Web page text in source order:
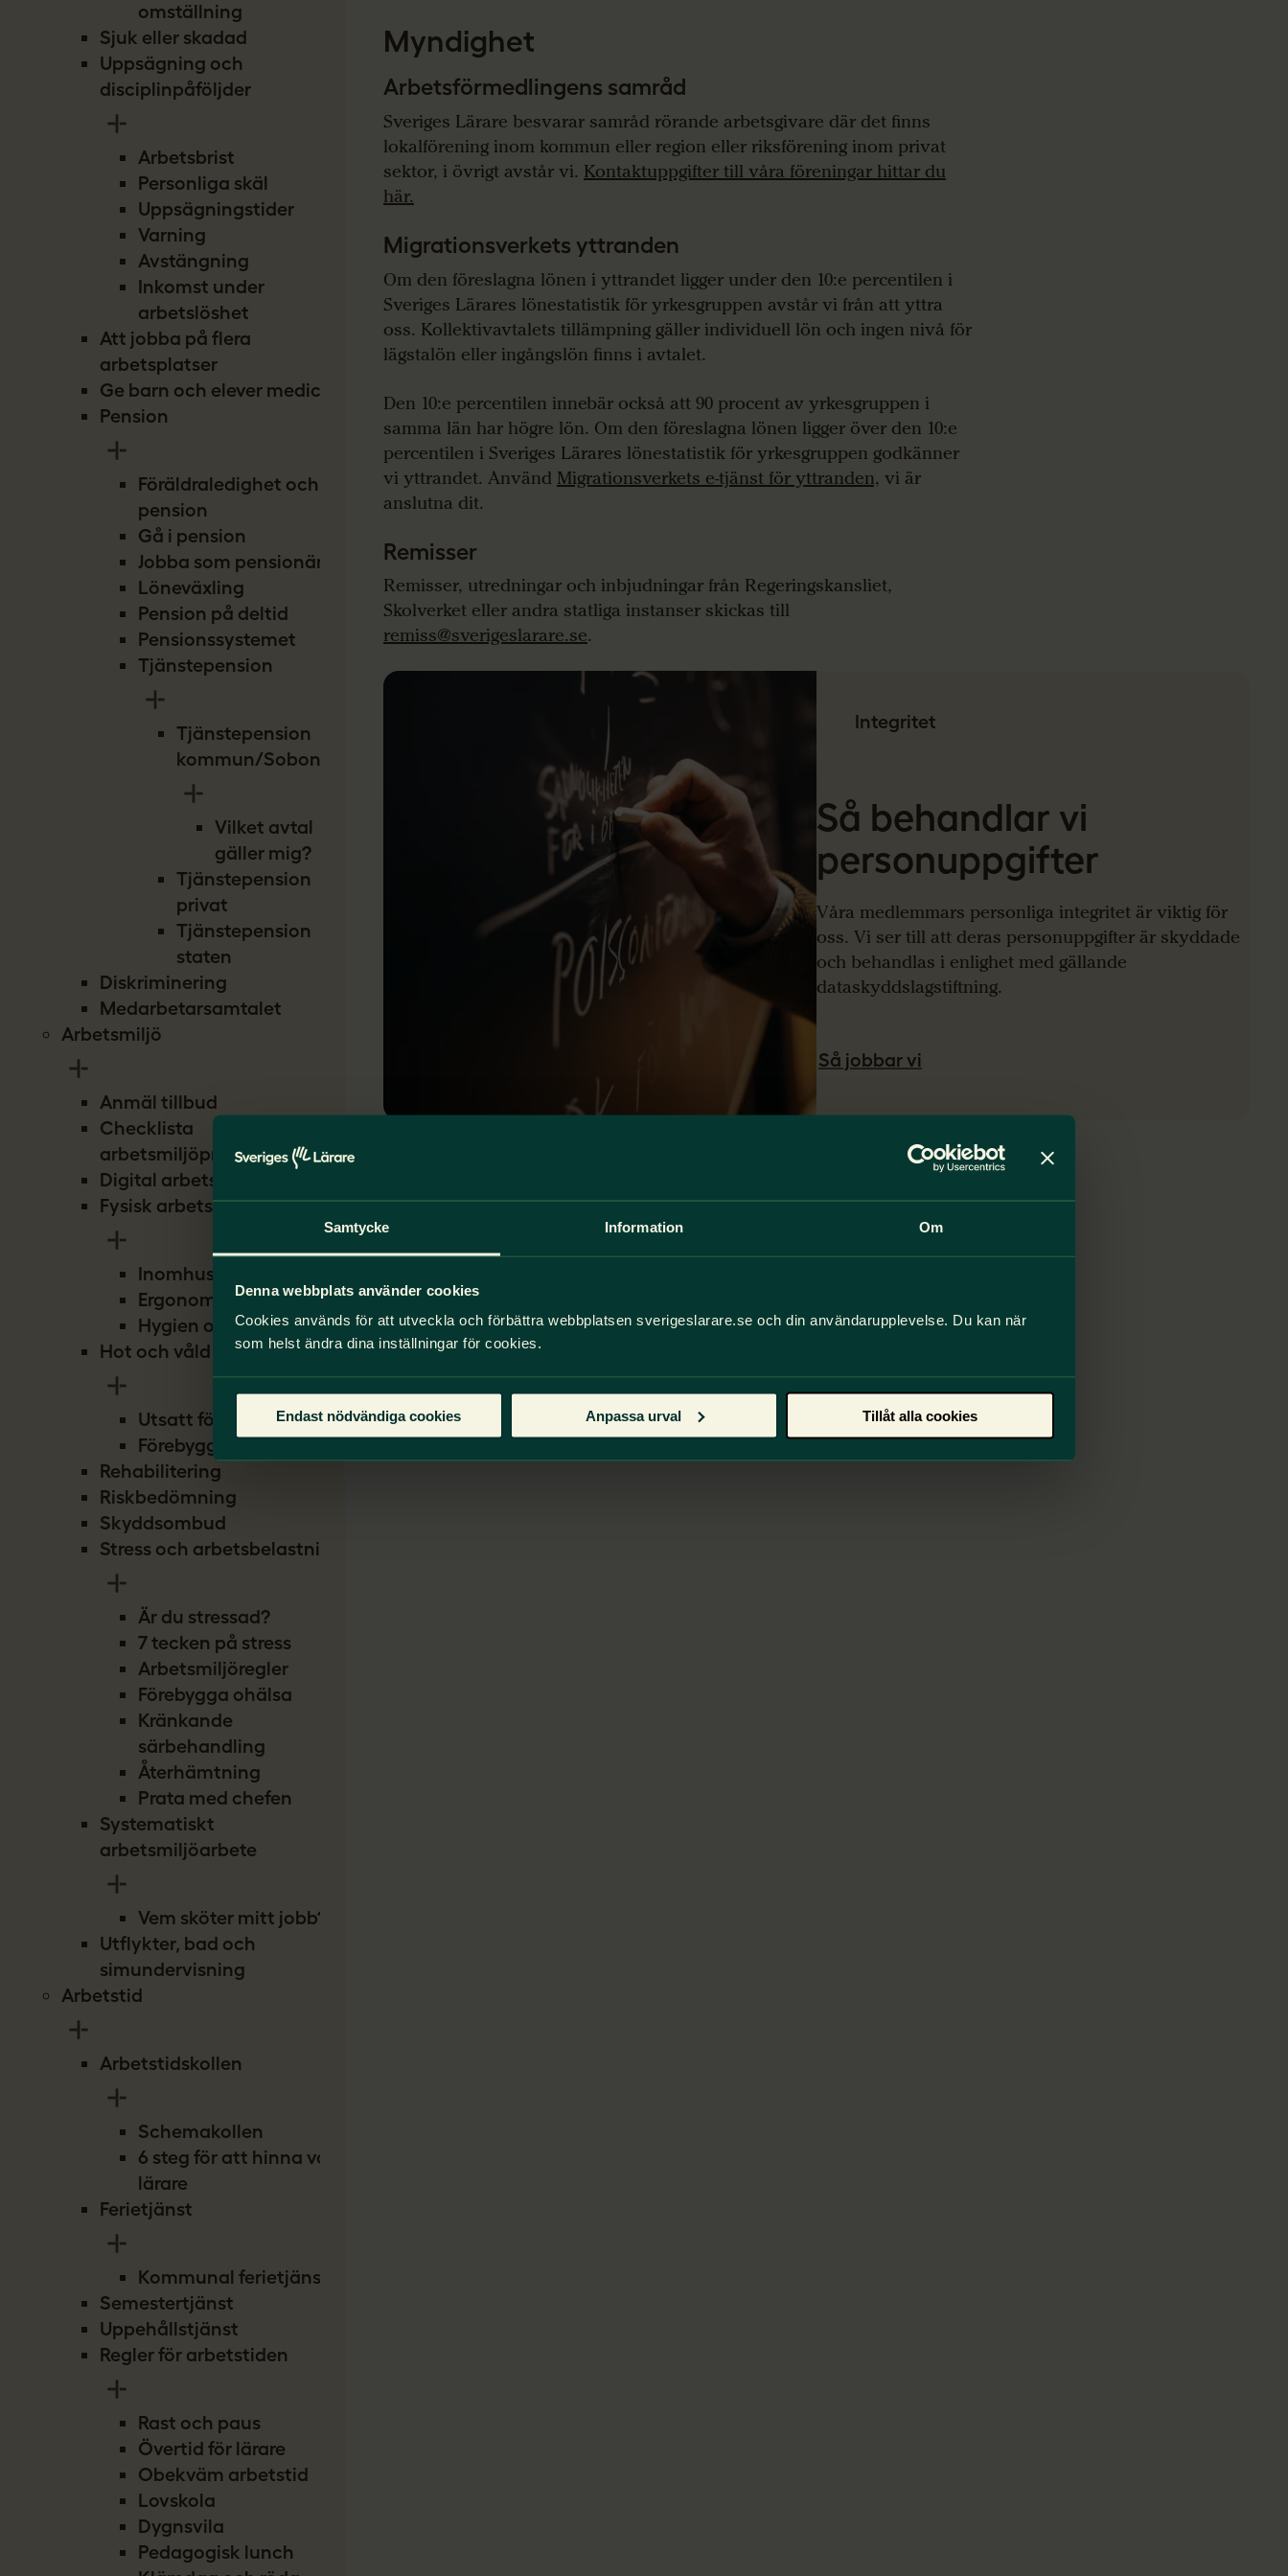
Samtycke Information Om
Denna webbplats använder cookies
Cookies används för att utveckla och förbättra webbplatsen sverigeslarare.se och din användarupplevelse. Du kan när
som helst ändra dina inställningar för cookies.
Endast nödvändiga cookies Anpassa urval Tillåt alla cookies
omställning
Sjuk eller skadad
Uppsägning och
disciplinpåföljder
Arbetsbrist
Personliga skäl
Uppsägningstider
Varning
Avstängning
Inkomst under
arbetslöshet
Att jobba på flera
arbetsplatser
Ge barn och elever medicin
Pension
Föräldraledighet och
pension
Gå i pension
Jobba som pensionär
Löneväxling
Pension på deltid
Pensionssystemet
Tjänstepension
Tjänstepension
kommun/Sobona
Vilket avtal
gäller mig?
Tjänstepension
privat
Tjänstepension
staten
Diskriminering
Medarbetarsamtalet
Arbetsmiljö
Anmäl tillbud
Checklista
arbetsmiljöproblem
Digital arbetsmiljö
Fysisk arbetsmiljö
Inomhusmiljö
Ergonomi
Hygien och smitta
Hot och våld
Utsatt för hot
Förebygg hot
Rehabilitering
Riskbedömning
Skyddsombud
Stress och arbetsbelastning
Är du stressad?
7 tecken på stress
Arbetsmiljöregler
Förebygga ohälsa
Kränkande
särbehandling
Återhämtning
Prata med chefen
Systematiskt
arbetsmiljöarbete
Vem sköter mitt jobb?
Utflykter, bad och
simundervisning
Arbetstid
Arbetstidskollen
Schemakollen
6 steg för att hinna vara
lärare
Ferietjänst
Kommunal ferietjänst
Semestertjänst
Uppehållstjänst
Regler för arbetstiden
Rast och paus
Övertid för lärare
Obekväm arbetstid
Lovskola
Dygnsvila
Pedagogisk lunch
Myndighet
Arbetsförmedlingens samråd
Sveriges Lärare besvarar samråd rörande arbetsgivare där det finns
lokalförening inom kommun eller region eller riksförening inom privat
sektor, i övrigt avstår vi. Kontaktuppgifter till våra föreningar hittar du
här.
Migrationsverkets yttranden
Om den föreslagna lönen i yttrandet ligger under den 10:e percentilen i
Sveriges Lärares lönestatistik för yrkesgruppen avstår vi från att yttra
oss. Kollektivavtalets tillämpning gäller individuell lön och ingen nivå för
lägstalön eller ingångslön finns i avtalet.
Den 10:e percentilen innebär också att 90 procent av yrkesgruppen i
samma län har högre lön. Om den föreslagna lönen ligger över den 10:e
percentilen i Sveriges Lärares lönestatistik för yrkesgruppen godkänner
vi yttrandet. Använd Migrationsverkets e-tjänst för yttranden, vi är
anslutna dit.
Remisser
Remisser, utredningar och inbjudningar från Regeringskansliet,
Skolverket eller andra statliga instanser skickas till
remiss@sverigeslarare.se.
Integritet
Så behandlar vi
personuppgifter
Våra medlemmars personliga integritet är viktig för
oss. Vi ser till att deras personuppgifter är skyddade
och behandlas i enlighet med gällande
dataskyddslagstiftning.
Så jobbar vi